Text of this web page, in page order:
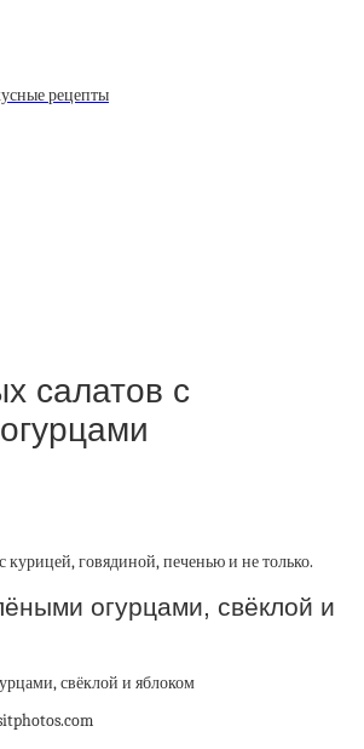
рецепты
салатов с
курицей, говядиной, печенью и не только.
огурцами, свёклой и